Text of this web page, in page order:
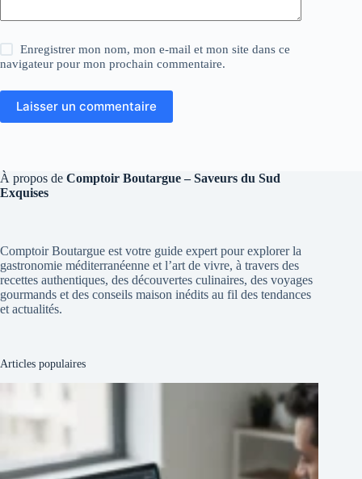
Enregistrer mon nom, mon e-mail et mon site dans ce
navigateur pour mon prochain commentaire.
Laisser un commentaire
À propos de Comptoir Boutargue – Saveurs du Sud
Exquises
Comptoir Boutargue est votre guide expert pour explorer la
gastronomie méditerranéenne et l’art de vivre, à travers des
recettes authentiques, des découvertes culinaires, des voyages
gourmands et des conseils maison inédits au fil des tendances
et actualités.
Articles populaires